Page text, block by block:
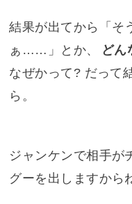
結果が出てから「そ
ぁ……」とか、
どん
なぜかって? だって
ら。
ジャンケンで相手が
グーを出しますか